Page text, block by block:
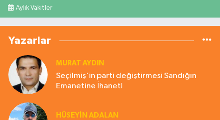
Aylık Vakitler
Yazarlar
MURAT AYDIN
Seçilmiş'in parti değiştirmesi Sandığın
Emanetine İhanet!
HÜSEYIN ADALAN